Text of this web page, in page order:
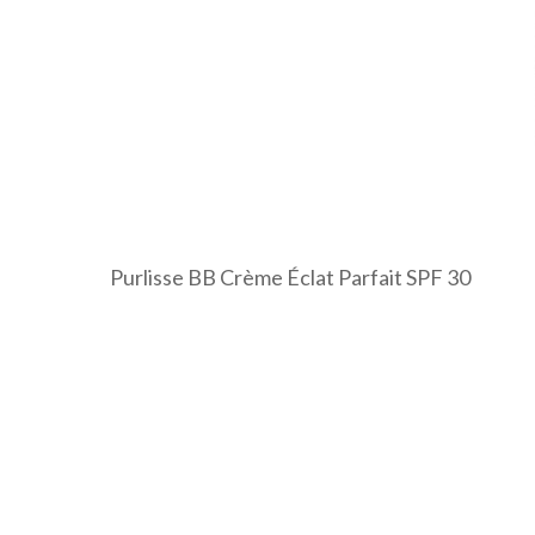
Purlisse BB Crème Éclat Parfait SPF 30